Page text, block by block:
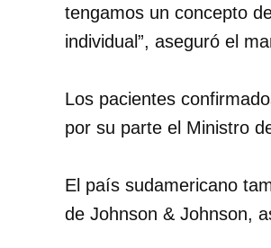
tengamos un concepto
individual”, aseguró el
Los pacientes
por su parte el Ministro
El país sudamericano
de Johnson & Johnson,